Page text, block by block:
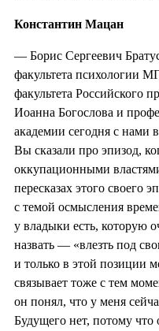
Константин Мацан
— Борис Сергеевич
факультета психологии
факультета Российского
Иоанна Богослова и
академии сегодня с нами
Вы сказали про эпизод,
оккупационными
пересказах этого своего
с темой осмысления
у владыки есть, которую
назвать — «влезть под
и только в этой позиции
связывает тоже с тем
он понял, что у меня
Будущего нет, потому что